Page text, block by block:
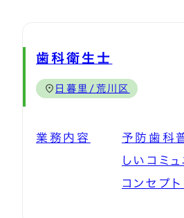
歯科衛生士
日暮里/荒川区
業務内容
予防歯科
しいコミュ
コンセプ